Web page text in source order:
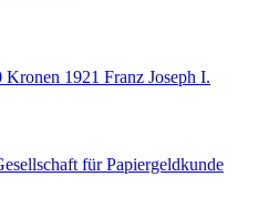
Kronen 1921 Franz Joseph I.
für Papiergeldkunde